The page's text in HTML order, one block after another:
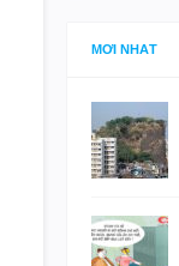
MỚI NHẤT